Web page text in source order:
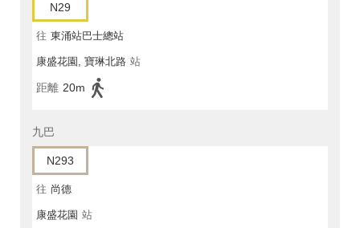
N29
往 東涌站巴士總站
康盛花園, 寶琳北路 站
距離 20m
九巴
N293
往 尚德
康盛花園 站